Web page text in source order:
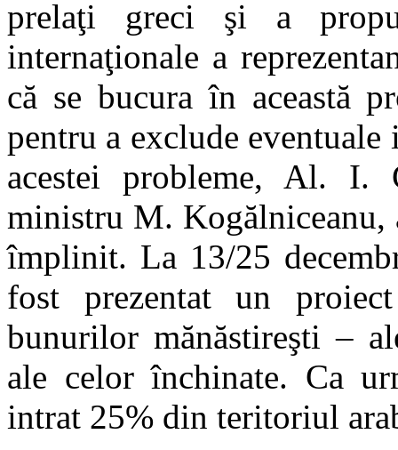
prelaţi greci şi a
internaţionale a
că se bucura în această
pentru a exclude
acestei probleme, Al. I.
ministru M. Kogălniceanu,
împlinit. La 13/25
fost prezentat un
bunurilor mănăstireşti –
ale celor închinate. Ca
intrat 25% din teritoriul